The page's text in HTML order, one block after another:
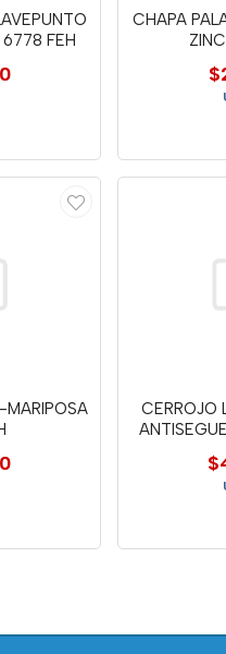
FEH
CHAPA
MARIPOSA
CERROJO